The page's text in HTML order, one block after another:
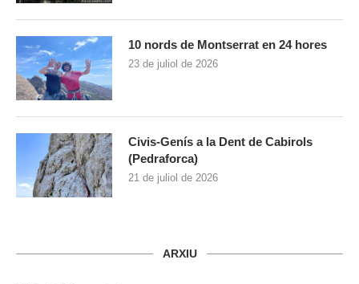
10 nords de Montserrat en 24 hores
23 de juliol de 2026
Civis-Genís a la Dent de Cabirols
(Pedraforca)
21 de juliol de 2026
ARXIU